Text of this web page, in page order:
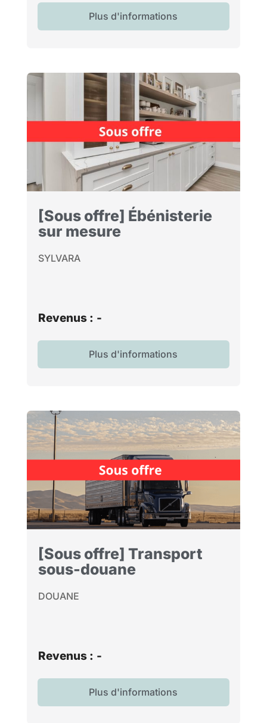
Plus d'informations
[Sous offre] Ébénisterie
sur mesure
SYLVARA
Revenus : -
Plus d'informations
[Sous offre] Transport
sous-douane
DOUANE
Revenus : -
Plus d'informations